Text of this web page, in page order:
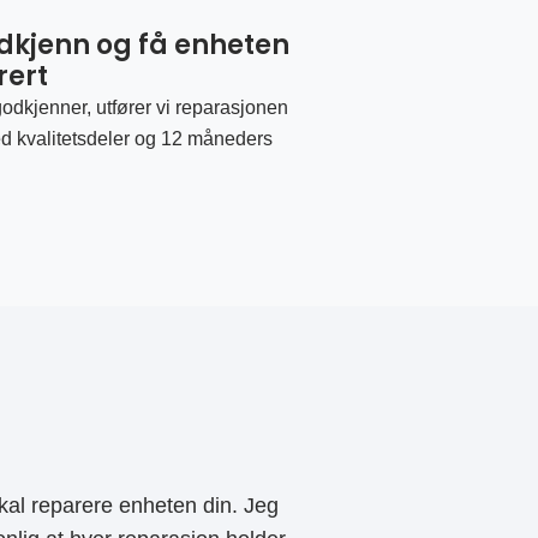
og få enheten
utfører vi reparasjonen
kvalitetsdeler og 12 måneders
reparere enheten din. Jeg